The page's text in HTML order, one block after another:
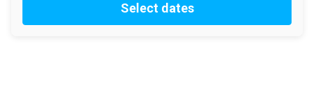
Select dates